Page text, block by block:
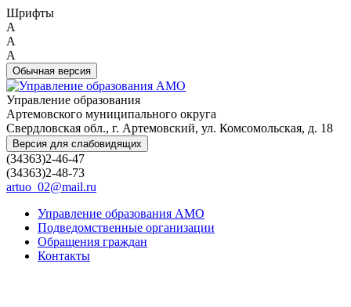
Шрифты
A
A
A
Обычная версия
Управление образования
Артемовского муниципального округа
Свердловская обл., г. Артемовский, ул. Комсомольская, д. 18
Версия для слабовидящих
(34363)2-46-47
(34363)2-48-73
artuo_02@mail.ru
Управление образования АМО
Подведомственные организации
Обращения граждан
Контакты